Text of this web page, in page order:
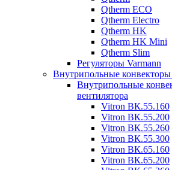
Qtherm ECO
Qtherm Electro
Qtherm HK
Qtherm HK Mini
Qtherm Slim
Регуляторы Varmann
Внутрипольные
Внутрипольные
вентилятора
Vitron ВК.55.160
Vitron ВК.55.200
Vitron ВК.55.260
Vitron ВК.55.300
Vitron ВК.65.160
Vitron ВК.65.200